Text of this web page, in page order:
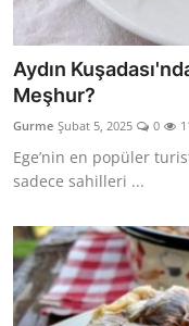
Aydın
Meşhur?
Gurme Şubat 5, 2025 0
Ege’nin en popüler
sadece sahilleri ...